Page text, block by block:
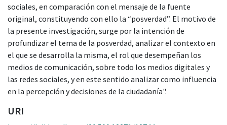
sociales, en comparación con el mensaje de la fuente
original, constituyendo con ello la “posverdad”. El motivo de
la presente investigación, surge por la intención de
profundizar el tema de la posverdad, analizar el contexto en
el que se desarrolla la misma, el rol que desempeñan los
medios de comunicación, sobre todo los medios digitales y
las redes sociales, y en este sentido analizar como influencia
en la percepción y decisiones de la ciudadanía".
URI